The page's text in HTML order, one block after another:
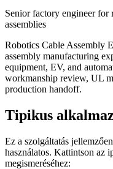
Senior factory engineer for
assemblies
Robotics Cable Assembly
assembly manufacturing
equipment, EV, and
workmanship review, UL
production handoff.
Tipikus
Ez a szolgáltatás
használatos. Kattintson az
megismeréséhez: